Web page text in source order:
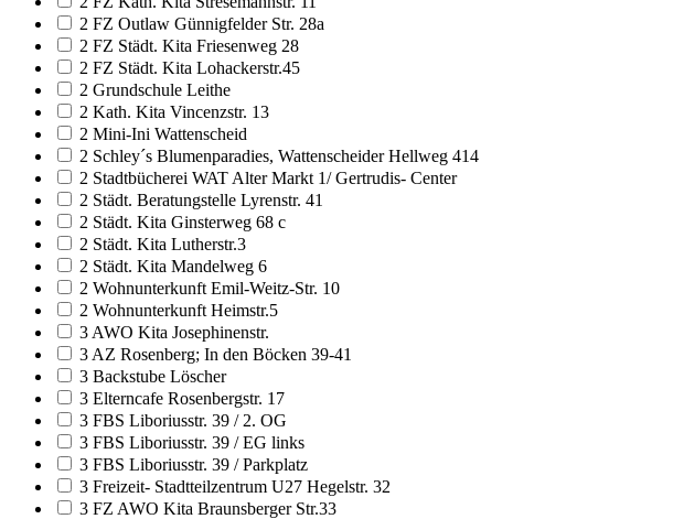
2 FZ Outlaw Günnigfelder Str. 28a
2 FZ Städt. Kita Friesenweg 28
2 FZ Städt. Kita Lohackerstr.45
2 Grundschule Leithe
2 Kath. Kita Vincenzstr. 13
2 Mini-Ini Wattenscheid
2 Schley´s Blumenparadies, Wattenscheider Hellweg 414
2 Stadtbücherei WAT Alter Markt 1/ Gertrudis- Center
2 Städt. Beratungstelle Lyrenstr. 41
2 Städt. Kita Ginsterweg 68 c
2 Städt. Kita Lutherstr.3
2 Städt. Kita Mandelweg 6
2 Wohnunterkunft Emil-Weitz-Str. 10
2 Wohnunterkunft Heimstr.5
3 AWO Kita Josephinenstr.
3 AZ Rosenberg; In den Böcken 39-41
3 Backstube Löscher
3 Elterncafe Rosenbergstr. 17
3 FBS Liboriusstr. 39 / 2. OG
3 FBS Liboriusstr. 39 / EG links
3 FBS Liboriusstr. 39 / Parkplatz
3 Freizeit- Stadtteilzentrum U27 Hegelstr. 32
3 FZ AWO Kita Braunsberger Str.33